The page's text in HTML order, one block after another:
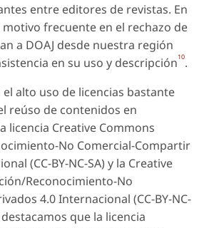
entre editores de revistas. En
motivo frecuente en el rechazo de
a DOAJ desde nuestra región
en su uso y descripción10.
alto uso de licencias bastante
reúso de contenidos en
licencia Creative Commons
No Comercial-Compartir
(CC-BY-NC-SA) y la Creative
Reconocimiento-No
4.0 Internacional (CC-BY-NC-
que la licencia